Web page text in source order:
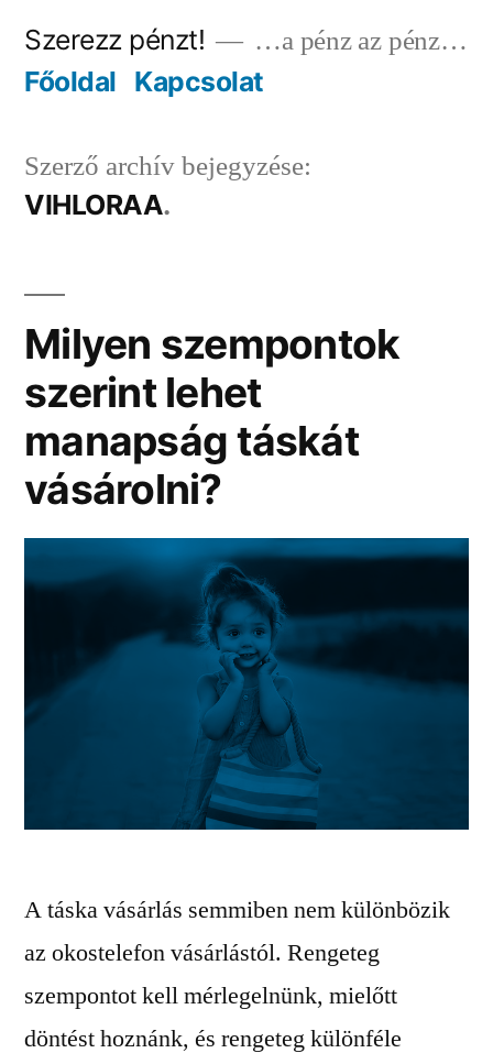
Szerezz pénzt! …a pénz az pénz…
Főoldal Kapcsolat
Szerző archív bejegyzése:
VIHLORAA
Milyen szempontok
szerint lehet
manapság táskát
vásárolni?
A táska vásárlás semmiben nem különbözik
az okostelefon vásárlástól. Rengeteg
szempontot kell mérlegelnünk, mielőtt
döntést hoznánk, és rengeteg különféle